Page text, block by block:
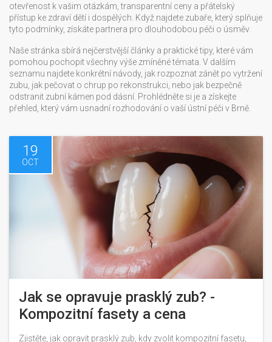
otevřenost k vašim otázkám, transparentní ceny a přátelský
přístup ke zdraví dětí i dospělých. Když najdete zubaře, který splňuje
tyto podmínky, získáte partnera pro dlouhodobou péči o úsměv.
Naše stránka sbírá nejčerstvější články a praktické tipy, které vám
pomohou pochopit všechny výše zmíněné témata. V dalším
seznamu najdete konkrétní návody, jak rozpoznat zánět po vytržení
zubu, jak pečovat o chrup po rekonstrukci, nebo jak bezpečně
odstranit zubní kámen pod dásní. Prohlédněte si je a získejte
přehled, který vám usnadní rozhodování o vaší ústní péči v Brně.
19
OCT
Jak se opravuje prasklý zub? -
Kompozitní fasety a cena
Zjistěte, jak opravit prasklý zub, kdy zvolit kompozitní fasetu,